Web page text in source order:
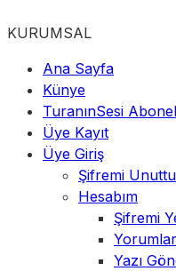
KURUMSAL
Ana Sayfa
Künye
TuranınSesi
Üye Kayıt
Üye Giriş
Şifremi
Hesabım
Şifremi
Yazı